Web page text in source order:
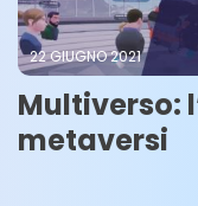
22 GIUGNO 2021
Multiverso:
metaversi